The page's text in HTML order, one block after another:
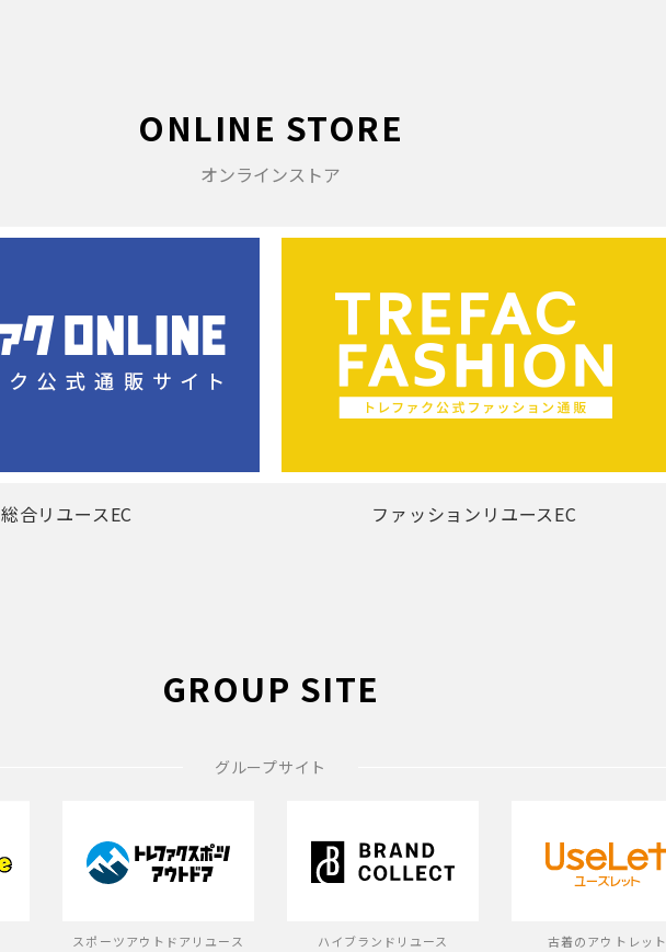
ONLINE STORE
オンラインストア
総合リユースEC ファッションリユースEC
GROUP SITE
グループサイト
スポーツアウトドアリユース ハイブランドリユース 古着のアウトレット